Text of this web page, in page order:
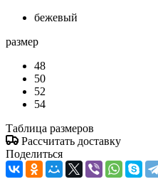
бежевый
размер
48
50
52
54
Таблица размеров
Рассчитать доставку
Поделиться